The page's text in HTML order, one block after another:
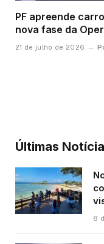
PF apreende
nova fase da
21 de julho de 2026
Últimas
8